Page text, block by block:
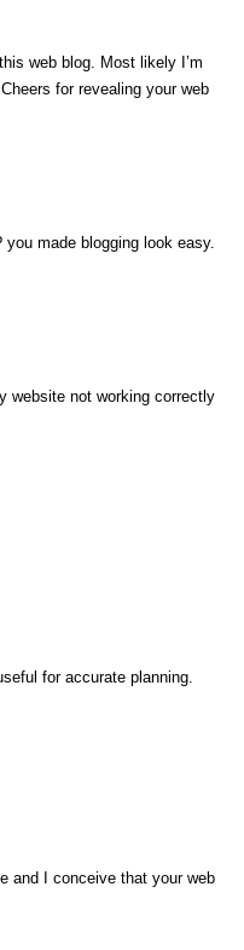
web blog. Most likely I’m
for revealing your web
made blogging look easy.
website not working correctly
for accurate planning.
and I conceive that your web